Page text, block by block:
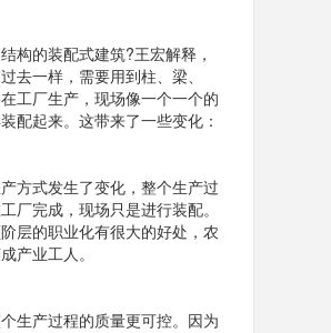
构的装配式建筑?王宏解释，
去一样，需要用到柱、梁、
工厂生产，现场像一个一个的
配起来。这带来了一些变化：
方式发生了变化，整个生产过
厂完成，现场只是进行装配。
层的职业化有很大的好处，农
产业工人。
生产过程的质量更可控。因为